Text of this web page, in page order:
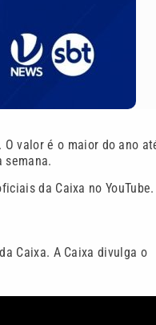
. O valor é o maior do ano
semana.
da Caixa no YouTube.
Caixa. A Caixa divulga o